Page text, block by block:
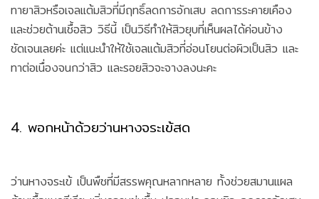
ทายาสิวหรือเจลแต้มสิวที่มีฤทธิ์ลดการอักเสบ ลดการระคายเคือง
และช่วยต้านเชื้อสิว วิธีนี้ เป็นวิธีทำให้สิวยุบที่เห็นผลได้ค่อนข้าง
ชัดเจนเลยค่ะ แต่แนะนำให้ใช้เจลแต้มสิวที่อ่อนโยนต่อผิวเป็นสิว และ
ทาต่อเนื่องจนกว่าสิว และรอยสิวจะจางลงนะคะ
4. พอกหน้าด้วยว่านหางจระเข้สด
ว่านหางจระเข้ เป็นพืชที่มีสรรพคุณหลากหลาย ทั้งช่วยสมานแผล